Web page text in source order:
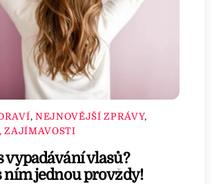
, NEJNOVĚJŠÍ ZPRÁVY,
ZAJÍMAVOSTI
vypadávání vlasů?
ním jednou provždy!